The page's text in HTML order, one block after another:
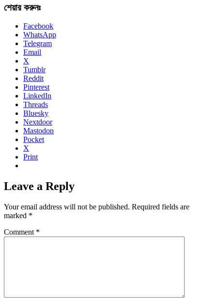
শেয়ার করুনঃ
Facebook
WhatsApp
Telegram
Email
X
Tumblr
Reddit
Pinterest
LinkedIn
Threads
Bluesky
Nextdoor
Mastodon
Pocket
X
Print
Leave a Reply
Your email address will not be published. Required fields are
marked *
Comment *